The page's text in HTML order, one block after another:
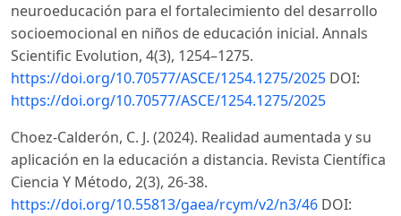
neuroeducación para el fortalecimiento del desarrollo
socioemocional en niños de educación inicial. Annals
Scientific Evolution, 4(3), 1254–1275.
https://doi.org/10.70577/ASCE/1254.1275/2025 DOI:
https://doi.org/10.70577/ASCE/1254.1275/2025
Choez-Calderón, C. J. (2024). Realidad aumentada y su
aplicación en la educación a distancia. Revista Científica
Ciencia Y Método, 2(3), 26-38.
https://doi.org/10.55813/gaea/rcym/v2/n3/46 DOI: